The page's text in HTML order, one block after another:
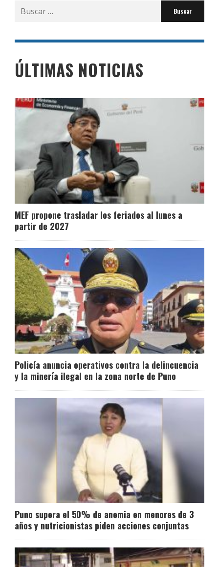
Buscar
por:
ÚLTIMAS NOTICIAS
MEF propone trasladar los feriados al lunes a
partir de 2027
Policía anuncia operativos contra la delincuencia
y la minería ilegal en la zona norte de Puno
Puno supera el 50% de anemia en menores de 3
años y nutricionistas piden acciones conjuntas